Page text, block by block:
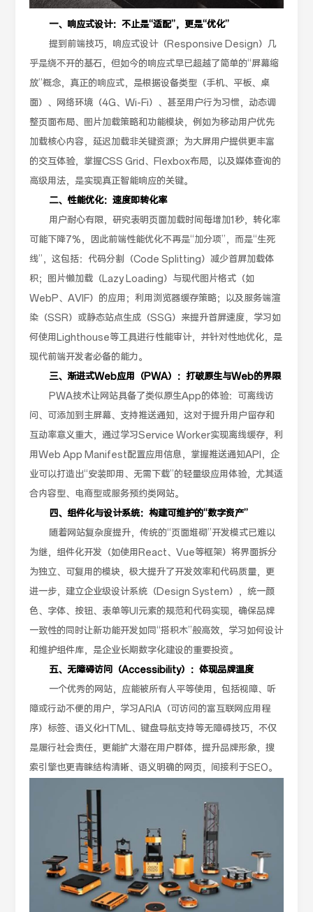
一、响应式设计：不止是“适配”，更是“优化”
提到前端技巧，响应式设计（Responsive Design）几
乎是绕不开的基石，但如今的响应式早已超越了简单的“屏幕缩
放”概念，真正的响应式，是根据设备类型（手机、平板、桌
面）、网络环境（4G、Wi-Fi）、甚至用户行为习惯，动态调
整页面布局、图片加载策略和功能模块，例如为移动用户优先
加载核心内容，延迟加载非关键资源；为大屏用户提供更丰富
的交互体验，掌握CSS Grid、Flexbox布局，以及媒体查询的
高级用法，是实现真正智能响应的关键。
二、性能优化：速度即转化率
用户耐心有限，研究表明页面加载时间每增加1秒，转化率
可能下降7%，因此前端性能优化不再是“加分项”，而是“生死
线”，这包括：代码分割（Code Splitting）减少首屏加载体
积；图片懒加载（Lazy Loading）与现代图片格式（如
WebP、AVIF）的应用；利用浏览器缓存策略；以及服务端渲
染（SSR）或静态站点生成（SSG）来提升首屏速度，学习如
何使用Lighthouse等工具进行性能审计，并针对性地优化，是
现代前端开发者必备的能力。
三、渐进式Web应用（PWA）：打破原生与Web的界限
PWA技术让网站具备了类似原生App的体验：可离线访
问、可添加到主屏幕、支持推送通知，这对于提升用户留存和
互动率意义重大，通过学习Service Worker实现离线缓存，利
用Web App Manifest配置应用信息，掌握推送通知API，企
业可以打造出“安装即用、无需下载”的轻量级应用体验，尤其适
合内容型、电商型或服务预约类网站。
四、组件化与设计系统：构建可维护的“数字资产”
随着网站复杂度提升，传统的“页面堆砌”开发模式已难以
为继，组件化开发（如使用React、Vue等框架）将界面拆分
为独立、可复用的模块，极大提升了开发效率和代码质量，更
进一步，建立企业级设计系统（Design System），统一颜
色、字体、按钮、表单等UI元素的规范和代码实现，确保品牌
一致性的同时让新功能开发如同“搭积木”般高效，学习如何设计
和维护组件库，是企业长期数字化建设的重要投资。
五、无障碍访问（Accessibility）：体现品牌温度
一个优秀的网站，应能被所有人平等使用，包括视障、听
障或行动不便的用户，学习ARIA（可访问的富互联网应用程
序）标签、语义化HTML、键盘导航支持等无障碍技巧，不仅
是履行社会责任，更能扩大潜在用户群体，提升品牌形象，搜
索引擎也更青睐结构清晰、语义明确的网页，间接利于SEO。